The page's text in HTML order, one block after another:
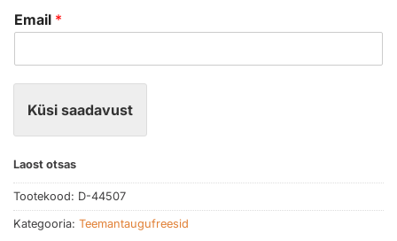
Email *
Küsi saadavust
Laost otsas
Tootekood: D-44507
Kategooria: Teemantaugufreesid